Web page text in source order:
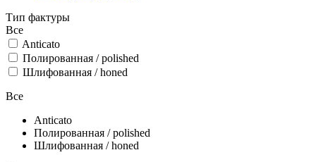
Тип фактуры
Все
Anticato
Полированная /polished
Шлифованная /honed
Все
Anticato
Полированная /polished
Шлифованная /honed